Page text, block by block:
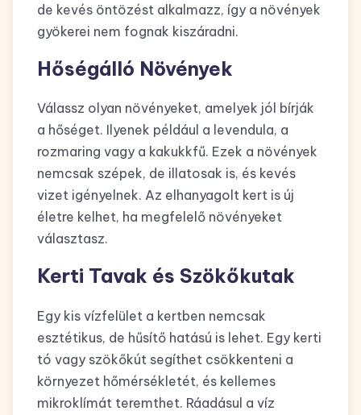
de kevés öntözést alkalmazz, így a növények
gyökerei nem fognak kiszáradni.
Hőségálló Növények
Válassz olyan növényeket, amelyek jól bírják
a hőséget. Ilyenek például a levendula, a
rozmaring vagy a kakukkfű. Ezek a növények
nemcsak szépek, de illatosak is, és kevés
vizet igényelnek. Az elhanyagolt kert is új
életre kelhet, ha megfelelő növényeket
választasz.
Kerti Tavak és Szökőkutak
Egy kis vízfelület a kertben nemcsak
esztétikus, de hűsítő hatású is lehet. Egy kerti
tó vagy szökőkút segíthet csökkenteni a
környezet hőmérsékletét, és kellemes
mikroklímát teremthet. Ráadásul a víz